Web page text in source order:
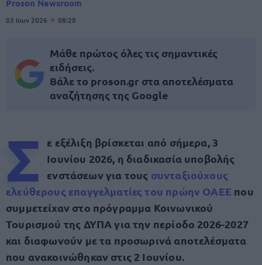
Proson Newsroom
03 Ιουν 2026 08:28
Μάθε πρώτος όλες τις σημαντικές
ειδήσεις.
Βάλε το proson.gr στα αποτελέσματα
αναζήτησης της Google
Σ
ε εξέλιξη βρίσκεται από σήμερα, 3
Ιουνίου 2026, η διαδικασία υποβολής
ενστάσεων για τους συνταξιούχους
ελεύθερους επαγγελματίες του πρώην ΟΑΕΕ που
συμμετείχαν στο πρόγραμμα Κοινωνικού
Τουρισμού της ΔΥΠΑ για την περίοδο 2026-2027
και διαφωνούν με τα προσωρινά αποτελέσματα
που ανακοινώθηκαν στις 2 Ιουνίου.